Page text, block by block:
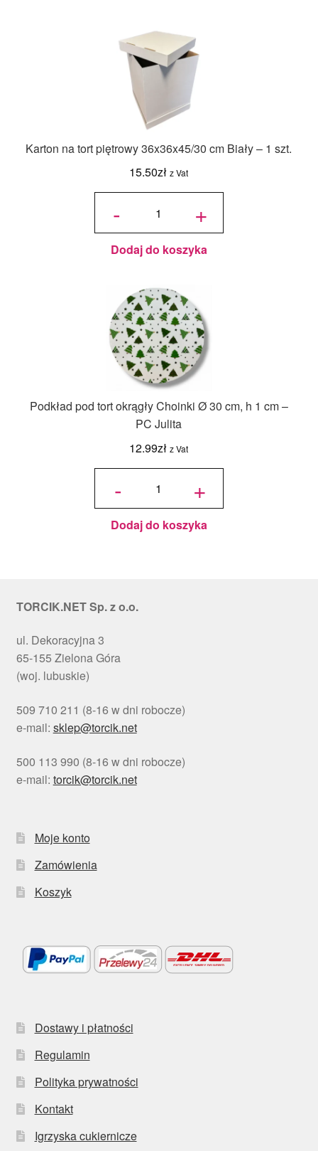
Karton na tort piętrowy 36x36x45/30 cm Biały – 1 szt.
15.50zł z Vat
-
ilość Karton
36x36x45/30
cm Biały - 1
szt. +
Dodaj do koszyka
Podkład pod tort okrągły Choinki Ø 30 cm, h 1 cm –
PC Julita
12.99zł z Vat
-
ilość
okrągły
Choinki
Ø 30
cm, h 1
cm - PC
+
Dodaj do koszyka
TORCIK.NET Sp. z o.o.
ul. Dekoracyjna 3
65-155 Zielona Góra
(woj. lubuskie)
509 710 211 (8-16 w dni robocze)
e-mail: sklep@torcik.net
500 113 990 (8-16 w dni robocze)
e-mail: torcik@torcik.net
Moje konto
Zamówienia
Koszyk
Dostawy i płatności
Regulamin
Polityka prywatności
Kontakt
Igrzyska cukiernicze